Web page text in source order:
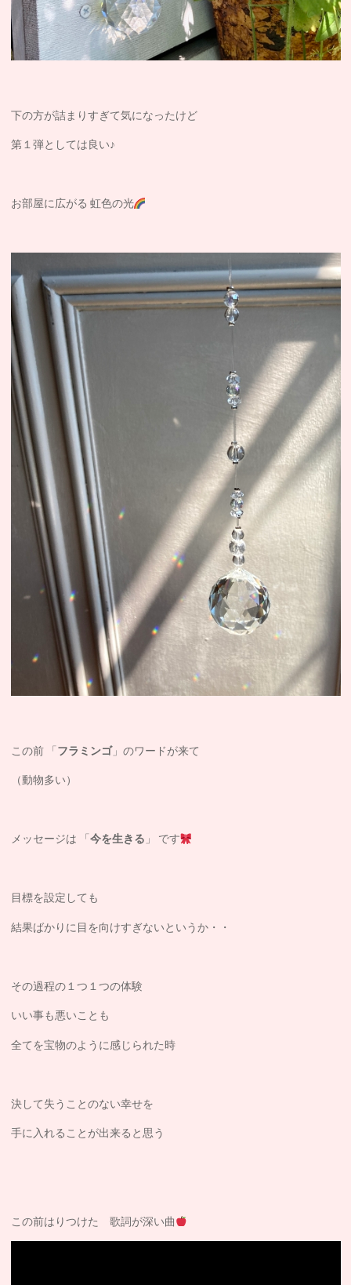
下の方が詰まりすぎて気になったけど
第１弾としては良い♪
お部屋に広がる 虹色の光
この前 「 フラミンゴ」のワードが来て
（動物多い）
メッセージは 「 今を生きる 」 です
目標を設定しても
結果ばかりに目を向けすぎないというか・・
その過程の１つ１つの体験
いい事も悪いことも
全てを宝物のように感じられた時
決して失うことのない幸せを
手に入れることが出来ると思う
この前はりつけた 歌詞が深い曲